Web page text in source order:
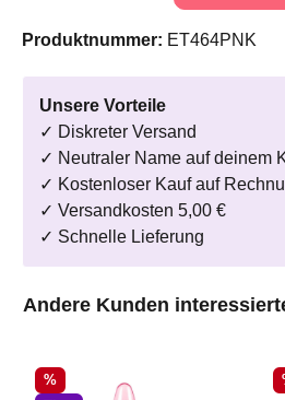
Produktnummer: ET464PNK
Unsere Vorteile
✓ Diskreter Versand
✓ Neutraler Name auf deinem
✓ Kostenloser Kauf auf
✓ Versandkosten 5,00 €
✓ Schnelle Lieferung
Produktgalerie überspringen
Andere Kunden
Rabatt
%